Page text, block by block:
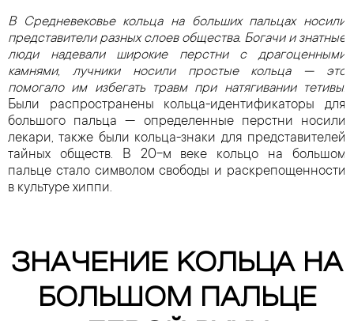
В Средневековье кольца на больших пальцах носили
представители разных слоев общества. Богачи и знатные
люди надевали широкие перстни с драгоценными
камнями, лучники носили простые кольца — это
помогало им избегать травм при натягивании тетивы.
Были распространены кольца-идентификаторы для
большого пальца — определенные перстни носили
лекари, также были кольца-знаки для представителей
тайных обществ. В 20-м веке кольцо на большом
пальце стало символом свободы и раскрепощенности
в культуре хиппи.
ЗНАЧЕНИЕ КОЛЬЦА НА
БОЛЬШОМ ПАЛЬЦЕ